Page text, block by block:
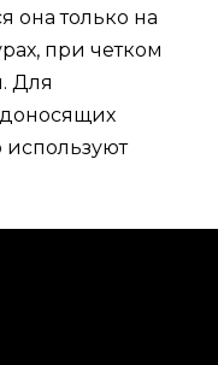
она только на
при четком
Для
используют